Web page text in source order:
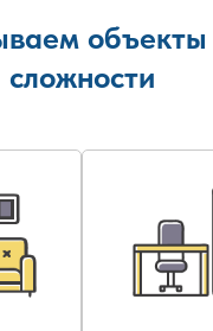
сложности